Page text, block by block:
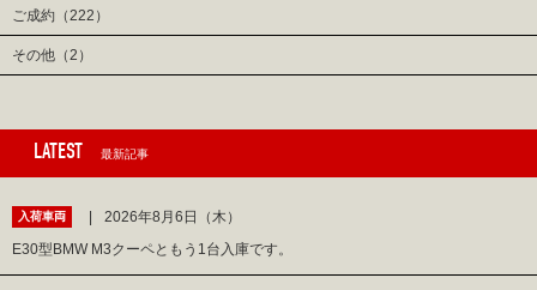
ご成約（222）
その他（2）
LATEST 最新記事
入荷車両
2026年8月6日（木）
E30型BMW M3クーペともう1台入庫です。